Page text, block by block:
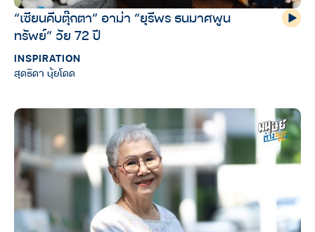
“เซียนคีบตุ๊กตา” อาม่า “ยุรีพร ธนมาศพูน
ทรัพย์” วัย 72 ปี
INSPIRATION
สุดธิดา นุ้ยโดด